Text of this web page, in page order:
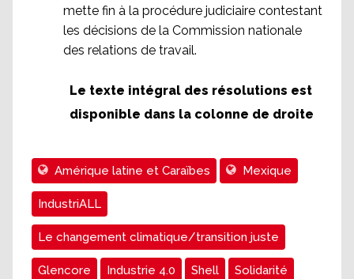
mette fin à la procédure judiciaire contestant
les décisions de la Commission nationale
des relations de travail.
Le texte intégral des résolutions est
disponible dans la colonne de droite
Amérique latine et Caraïbes Mexique
IndustriALL
Le changement climatique/transition juste
Glencore Industrie 4.0 Shell Solidarité